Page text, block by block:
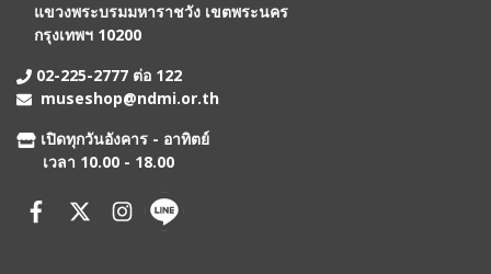
แขวงพระบรมมหาราชวัง เขตพระนคร
กรุงเทพฯ 10200
02-225-2777 ต่อ 122
museshop@ndmi.or.th
เปิดทุกวันอังคาร - อาทิตย์
เวลา 10.00 - 18.00